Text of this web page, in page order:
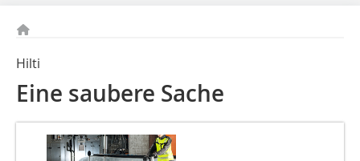
Hilti
Eine saubere Sache